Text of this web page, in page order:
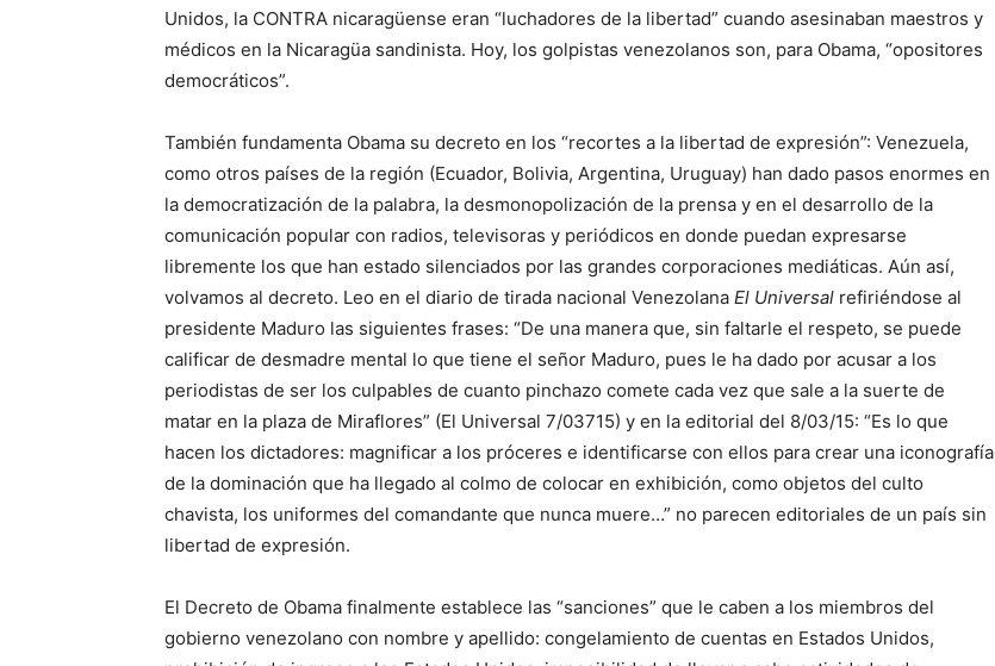
Unidos, la CONTRA nicaragüense eran “luchadores de la libertad” cuando asesinaban maestros y
médicos en la Nicaragüa sandinista. Hoy, los golpistas venezolanos son, para Obama, “opositores
democráticos”.
También fundamenta Obama su decreto en los “recortes a la libertad de expresión”: Venezuela,
como otros países de la región (Ecuador, Bolivia, Argentina, Uruguay) han dado pasos enormes en
la democratización de la palabra, la desmonopolización de la prensa y en el desarrollo de la
comunicación popular con radios, televisoras y periódicos en donde puedan expresarse
libremente los que han estado silenciados por las grandes corporaciones mediáticas. Aún así,
volvamos al decreto. Leo en el diario de tirada nacional Venezolana El Universal refiriéndose al
presidente Maduro las siguientes frases: “De una manera que, sin faltarle el respeto, se puede
calificar de desmadre mental lo que tiene el señor Maduro, pues le ha dado por acusar a los
periodistas de ser los culpables de cuanto pinchazo comete cada vez que sale a la suerte de
matar en la plaza de Miraflores” (El Universal 7/03715) y en la editorial del 8/03/15: “Es lo que
hacen los dictadores: magnificar a los próceres e identificarse con ellos para crear una iconografía
de la dominación que ha llegado al colmo de colocar en exhibición, como objetos del culto
chavista, los uniformes del comandante que nunca muere…” no parecen editoriales de un país sin
libertad de expresión.
El Decreto de Obama finalmente establece las “sanciones” que le caben a los miembros del
gobierno venezolano con nombre y apellido: congelamiento de cuentas en Estados Unidos,